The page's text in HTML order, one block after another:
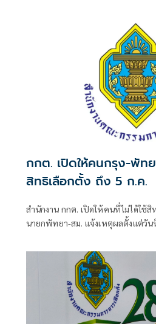
กกต. เปิดให้คนกรุง-พัทย
สิทธิเลือกตั้ง ถึง 5 ก.ค.
สำนักงาน กกต. เปิดให้คนที่ไม่ได้ใช้สิ
นายกพัทยา-สม. แจ้งเหตุผลตั้งแต่วัน